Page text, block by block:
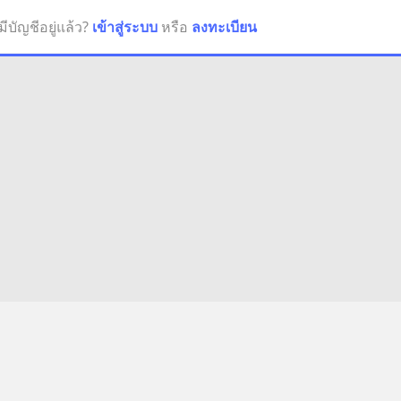
บัญชีอยู่แล้ว? เข้าสู่ระบบ หรือ ลงทะเบียน